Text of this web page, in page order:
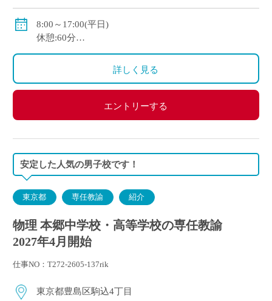
賞与：有り（ただし、年俸に含む。年間4.3か月分）
昇給：有り 年1回の査定による
健康保険等：健康保険・厚生年金
8:00～17:00(平日)
休憩:60分
休日：土・日・祝祭日（行事等にて休日出勤の可能性
あり。その場合は振休を取得）
詳しく見る
エントリーする
安定した人気の男子校です！
東京都 専任教諭 紹介
物理 本郷中学校・高等学校の専任教諭
2027年4月開始
仕事NO：T272-2605-137rik
東京都豊島区駒込4丁目